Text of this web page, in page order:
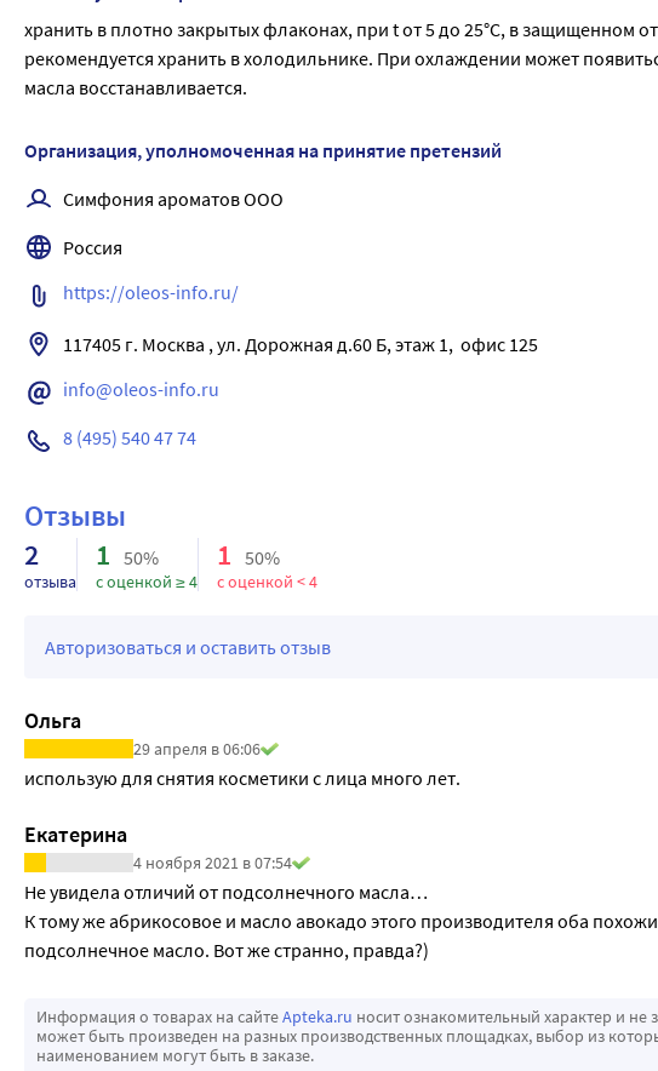
хранить в плотно закрытых флаконах, при t от 5 до 25°С, в защищенном
рекомендуется хранить в холодильнике. При охлаждении может
масла восстанавливается.
Организация, уполномоченная на принятие претензий
Симфония ароматов ООО
Россия
https://oleos-info.ru/
info@oleos-info.ru
8 (495) 540 47 74
Отзывы
2
отзыва
1 50%
с оценкой ≥ 4
1 50%
с оценкой < 4
Авторизоваться и оставить отзыв
Ольга
29 апреля в 06:06
использую для снятия косметики с лица много лет.
Екатерина
4 ноября 2021 в 07:54
Не увидела отличий от подсолнечного масла…
К тому же абрикосовое и масло авокадо этого производителя оба
подсолнечное масло. Вот же странно, правда?)
Информация о товарах на сайтеApteka.ru носит ознакомительный характер и
может быть произведен на разных производственных площадках, выбор из
наименованием могут быть в заказе.